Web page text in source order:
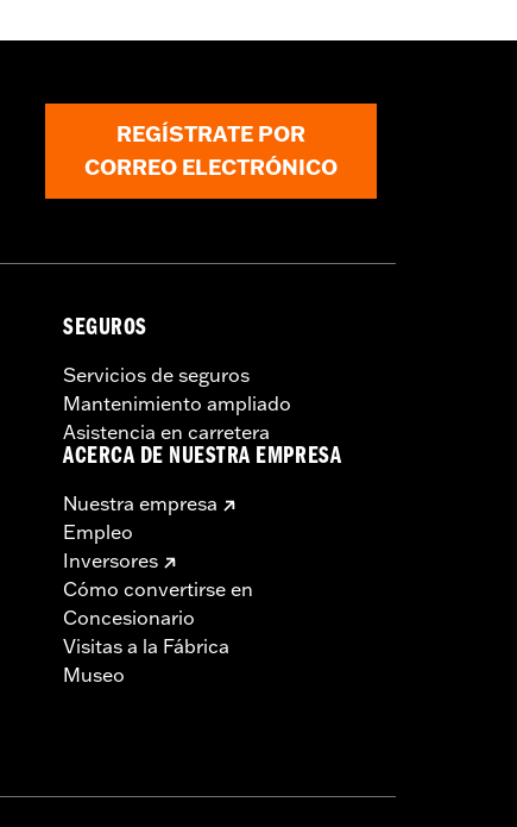
REGÍSTRATE POR
CORREO ELECTRÓNICO
SEGUROS
Servicios de seguros
Mantenimiento ampliado
Asistencia en carretera
ACERCA DE NUESTRA EMPRESA
Nuestra empresa
Empleo
Inversores
Cómo convertirse en
Concesionario
Visitas a la Fábrica
Museo